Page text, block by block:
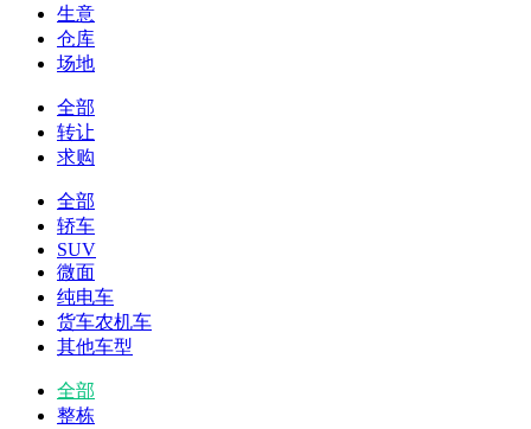
生意
仓库
场地
全部
转让
求购
全部
轿车
SUV
微面
纯电车
货车农机车
其他车型
全部
整栋